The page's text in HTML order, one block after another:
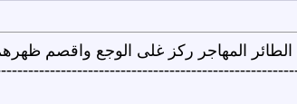
المهاجر ركز غلى الوجع واقصم